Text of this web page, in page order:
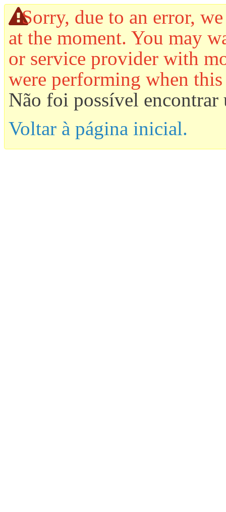
Sorry, due to an error,
at the moment. You may
or service provider with
were performing when
Não foi possível
Voltar à página inicial.